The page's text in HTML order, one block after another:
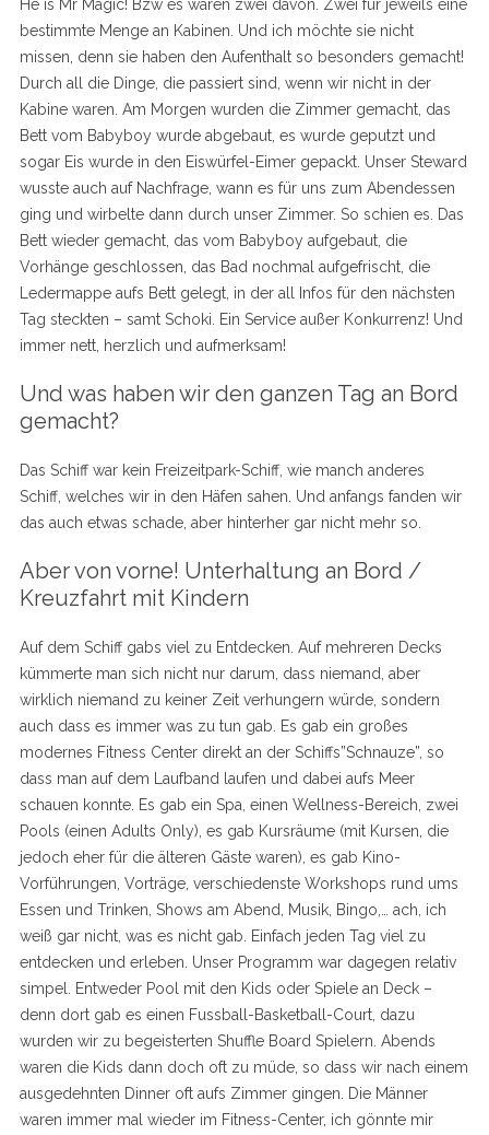
He is Mr Magic! Bzw es waren zwei davon. Zwei für jeweils eine
bestimmte Menge an Kabinen. Und ich möchte sie nicht
missen, denn sie haben den Aufenthalt so besonders gemacht!
Durch all die Dinge, die passiert sind, wenn wir nicht in der
Kabine waren. Am Morgen wurden die Zimmer gemacht, das
Bett vom Babyboy wurde abgebaut, es wurde geputzt und
sogar Eis wurde in den Eiswürfel-Eimer gepackt. Unser Steward
wusste auch auf Nachfrage, wann es für uns zum Abendessen
ging und wirbelte dann durch unser Zimmer. So schien es. Das
Bett wieder gemacht, das vom Babyboy aufgebaut, die
Vorhänge geschlossen, das Bad nochmal aufgefrischt, die
Ledermappe aufs Bett gelegt, in der all Infos für den nächsten
Tag steckten – samt Schoki. Ein Service außer Konkurrenz! Und
immer nett, herzlich und aufmerksam!
Und was haben wir den ganzen Tag an Bord
gemacht?
Das Schiff war kein Freizeitpark-Schiff, wie manch anderes
Schiff, welches wir in den Häfen sahen. Und anfangs fanden wir
das auch etwas schade, aber hinterher gar nicht mehr so.
Aber von vorne! Unterhaltung an Bord /
Kreuzfahrt mit Kindern
Auf dem Schiff gabs viel zu Entdecken. Auf mehreren Decks
kümmerte man sich nicht nur darum, dass niemand, aber
wirklich niemand zu keiner Zeit verhungern würde, sondern
auch dass es immer was zu tun gab. Es gab ein großes
modernes Fitness Center direkt an der Schiffs”Schnauze”, so
dass man auf dem Laufband laufen und dabei aufs Meer
schauen konnte. Es gab ein Spa, einen Wellness-Bereich, zwei
Pools (einen Adults Only), es gab Kursräume (mit Kursen, die
jedoch eher für die älteren Gäste waren), es gab Kino-
Vorführungen, Vorträge, verschiedenste Workshops rund ums
Essen und Trinken, Shows am Abend, Musik, Bingo,… ach, ich
weiß gar nicht, was es nicht gab. Einfach jeden Tag viel zu
entdecken und erleben. Unser Programm war dagegen relativ
simpel. Entweder Pool mit den Kids oder Spiele an Deck –
denn dort gab es einen Fussball-Basketball-Court, dazu
wurden wir zu begeisterten Shuffle Board Spielern. Abends
waren die Kids dann doch oft zu müde, so dass wir nach einem
ausgedehnten Dinner oft aufs Zimmer gingen. Die Männer
waren immer mal wieder im Fitness-Center, ich gönnte mir